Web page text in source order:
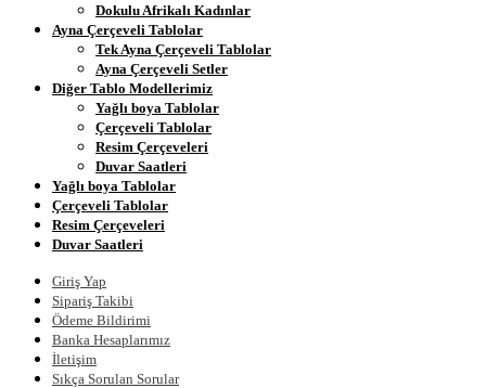
Dokulu Afrikalı Kadınlar
Ayna Çerçeveli Tablolar
Tek Ayna Çerçeveli Tablolar
Ayna Çerçeveli Setler
Diğer Tablo Modellerimiz
Yağlı boya Tablolar
Çerçeveli Tablolar
Resim Çerçeveleri
Duvar Saatleri
Yağlı boya Tablolar
Çerçeveli Tablolar
Resim Çerçeveleri
Duvar Saatleri
Giriş Yap
Sipariş Takibi
Ödeme Bildirimi
Banka Hesaplarımız
İletişim
Sıkça Sorulan Sorular